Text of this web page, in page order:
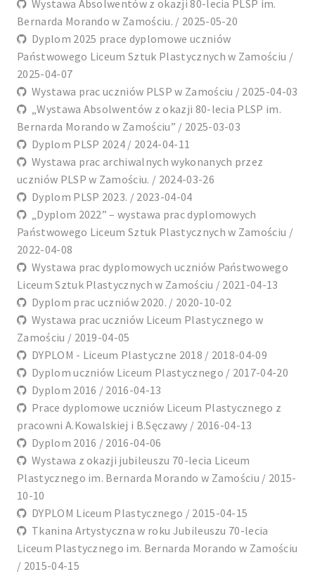
Wystawa Absolwentów z okazji 80-lecia PLSP im.
Bernarda Morando w Zamościu. / 2025-05-20
Dyplom 2025 prace dyplomowe uczniów
Państwowego Liceum Sztuk Plastycznych w Zamościu /
2025-04-07
Wystawa prac uczniów PLSP w Zamościu / 2025-04-03
„Wystawa Absolwentów z okazji 80-lecia PLSP im.
Bernarda Morando w Zamościu” / 2025-03-03
Dyplom PLSP 2024 / 2024-04-11
Wystawa prac archiwalnych wykonanych przez
uczniów PLSP w Zamościu. / 2024-03-26
Dyplom PLSP 2023. / 2023-04-04
„Dyplom 2022” – wystawa prac dyplomowych
Państwowego Liceum Sztuk Plastycznych w Zamościu /
2022-04-08
Wystawa prac dyplomowych uczniów Państwowego
Liceum Sztuk Plastycznych w Zamościu / 2021-04-13
Dyplom prac uczniów 2020. / 2020-10-02
Wystawa prac uczniów Liceum Plastycznego w
Zamościu / 2019-04-05
DYPLOM - Liceum Plastyczne 2018 / 2018-04-09
Dyplom uczniów Liceum Plastycznego / 2017-04-20
Dyplom 2016 / 2016-04-13
Prace dyplomowe uczniów Liceum Plastycznego z
pracowni A.Kowalskiej i B.Sęczawy / 2016-04-13
Dyplom 2016 / 2016-04-06
Wystawa z okazji jubileuszu 70-lecia Liceum
Plastycznego im. Bernarda Morando w Zamościu / 2015-
10-10
DYPLOM Liceum Plastycznego / 2015-04-15
Tkanina Artystyczna w roku Jubileuszu 70-lecia
Liceum Plastycznego im. Bernarda Morando w Zamościu
/ 2015-04-15